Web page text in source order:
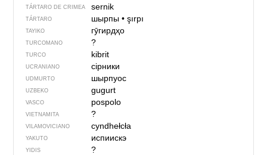
TÁRTARO DE CRIMEA sernik
TÁRTARO шырпы• şırpı
TAYIKO гӯгирдҳо
TURCOMANO ?
TURCO kibrit
UCRANIANO сірники
UDMURTO шырпуос
UZBEKO gugurt
VASCO pospolo
VIETNAMITA ?
VILAMOVICIANO cyndhełcła
YAKUTO испиискэ
YIDIS ?